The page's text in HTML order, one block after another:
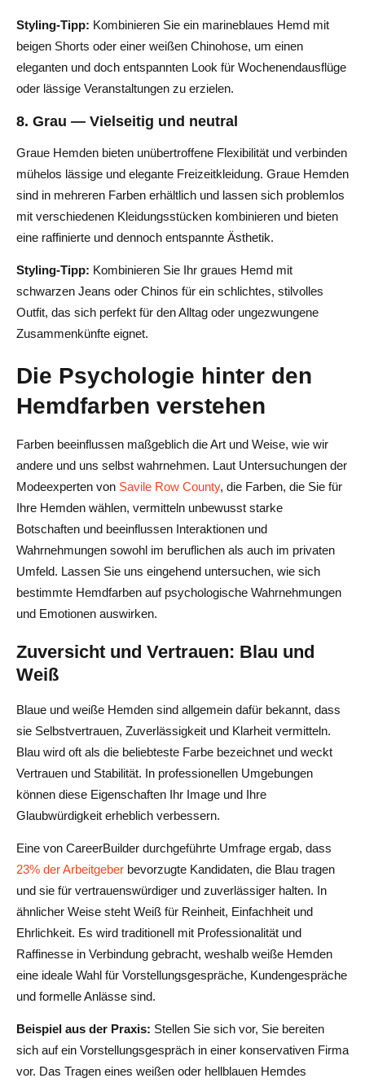
Styling-Tipp: Kombinieren Sie ein marineblaues Hemd mit
beigen Shorts oder einer weißen Chinohose, um einen
eleganten und doch entspannten Look für Wochenendausflüge
oder lässige Veranstaltungen zu erzielen.
8. Grau — Vielseitig und neutral
Graue Hemden bieten unübertroffene Flexibilität und verbinden
mühelos lässige und elegante Freizeitkleidung. Graue Hemden
sind in mehreren Farben erhältlich und lassen sich problemlos
mit verschiedenen Kleidungsstücken kombinieren und bieten
eine raffinierte und dennoch entspannte Ästhetik.
Styling-Tipp: Kombinieren Sie Ihr graues Hemd mit
schwarzen Jeans oder Chinos für ein schlichtes, stilvolles
Outfit, das sich perfekt für den Alltag oder ungezwungene
Zusammenkünfte eignet.
Die Psychologie hinter den
Hemdfarben verstehen
Farben beeinflussen maßgeblich die Art und Weise, wie wir
andere und uns selbst wahrnehmen. Laut Untersuchungen der
Modeexperten von Savile Row County, die Farben, die Sie für
Ihre Hemden wählen, vermitteln unbewusst starke
Botschaften und beeinflussen Interaktionen und
Wahrnehmungen sowohl im beruflichen als auch im privaten
Umfeld. Lassen Sie uns eingehend untersuchen, wie sich
bestimmte Hemdfarben auf psychologische Wahrnehmungen
und Emotionen auswirken.
Zuversicht und Vertrauen: Blau und
Weiß
Blaue und weiße Hemden sind allgemein dafür bekannt, dass
sie Selbstvertrauen, Zuverlässigkeit und Klarheit vermitteln.
Blau wird oft als die beliebteste Farbe bezeichnet und weckt
Vertrauen und Stabilität. In professionellen Umgebungen
können diese Eigenschaften Ihr Image und Ihre
Glaubwürdigkeit erheblich verbessern.
Eine von CareerBuilder durchgeführte Umfrage ergab, dass
23% der Arbeitgeber bevorzugte Kandidaten, die Blau tragen
und sie für vertrauenswürdiger und zuverlässiger halten. In
ähnlicher Weise steht Weiß für Reinheit, Einfachheit und
Ehrlichkeit. Es wird traditionell mit Professionalität und
Raffinesse in Verbindung gebracht, weshalb weiße Hemden
eine ideale Wahl für Vorstellungsgespräche, Kundengespräche
und formelle Anlässe sind.
Beispiel aus der Praxis: Stellen Sie sich vor, Sie bereiten
sich auf ein Vorstellungsgespräch in einer konservativen Firma
vor. Das Tragen eines weißen oder hellblauen Hemdes